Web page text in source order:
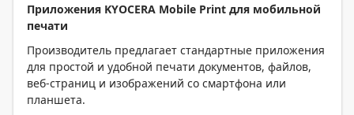
Приложения KYOCERA Mobile Print для мобильной
печати
Производитель предлагает стандартные приложения
для простой и удобной печати документов, файлов,
веб-страниц и изображений со смартфона или
планшета.